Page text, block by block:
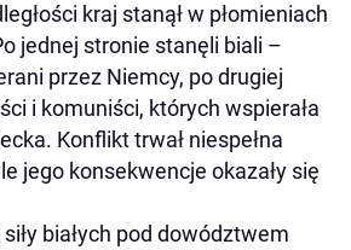
kraj stanął w płomieniach
jednej stronie stanęli biali –
przez Niemcy, po drugiej
i komuniści, których wspierała
Konflikt trwał niespełna
jego konsekwencje okazały się
białych pod dowództwem